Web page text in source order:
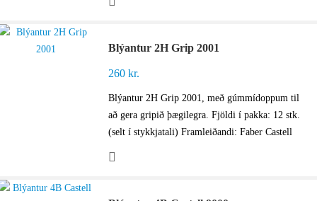
Blýantur 2H Grip 2001
260kr.
Blýantur 2H Grip 2001, með gúmmídoppum til
að gera gripið þægilegra. Fjöldi í pakka: 12 stk.
(selt í stykkjatali) Framleiðandi: Faber Castell